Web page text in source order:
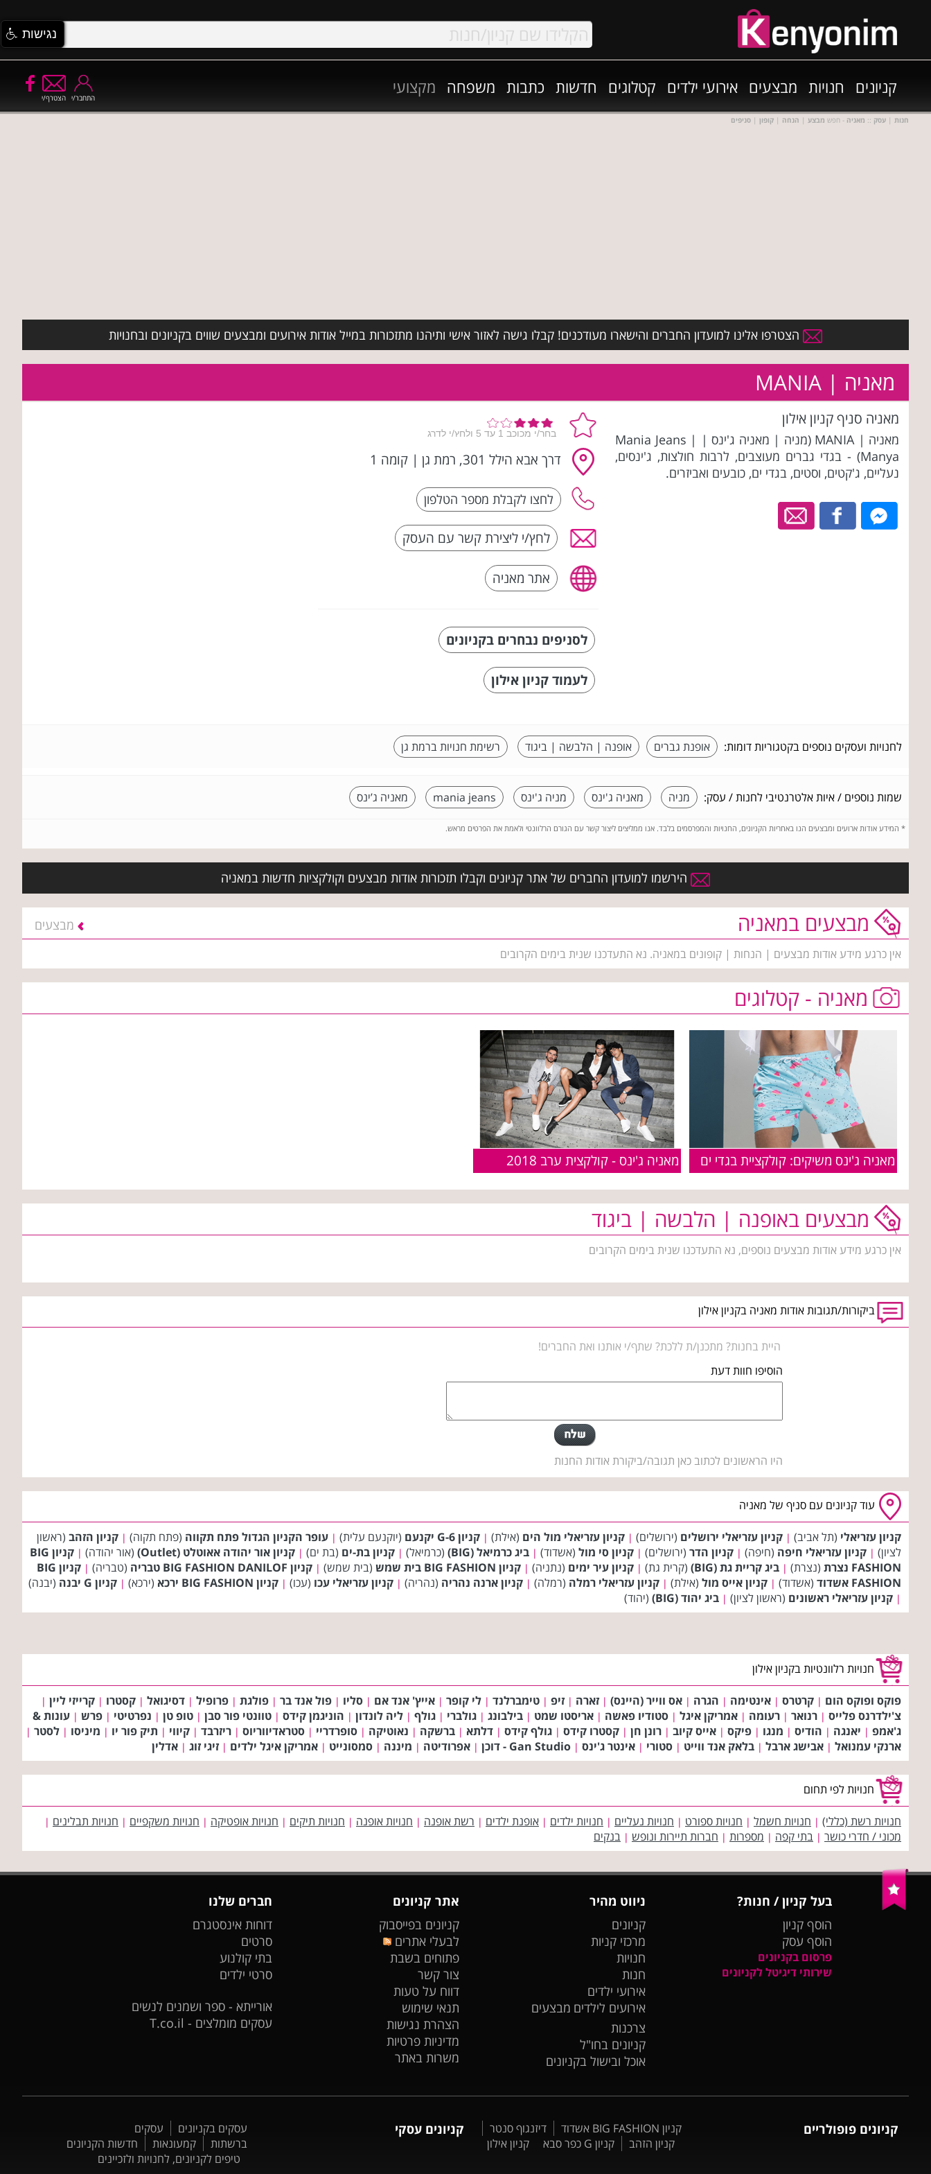
קניונים חנויות מבצעים אירועי ילדים קטלוגים חדשות כתבות משפחה מקצועי
הצטרף/י התחבר/י
חנות | עסק :: מאניה - חפש מבצע | הנחה | קופון | סניפים
הצטרפו אלינו למועדון החברים והישארו מעודכנים! קבלו גישה לאזור אישי ותיהנו מתזכורות במייל אודות אירועים ומבצעים שווים בקניונים ובחנויות
מאניה | MANIA
מאניה סניף קניון אילון
מאניה | MANIA (מניה | מאניה ג'ינס | Mania Jeans |
Manya) - בגדי גברים מעוצבים, לרבות חולצות, ג'ינסים,
נעליים, ג'קטים, וסטים, בגדי ים, כובעים ואביזרים.
דרך אבא הילל 301, רמת גן | קומה 1
לחץ/י ליצירת קשר עם העסק
אתר מאניה
לסניפים נבחרים בקניונים
לעמוד קניון אילון
לחנויות ועסקים נוספים בקטגוריות דומות: אופנת גברים אופנה | הלבשה | ביגוד רשימת חנויות ברמת גן
שמות נוספים / איות אלטרנטיבי לחנות / עסק: מניה מאניה ג'ינס מניה ג'ינס mania jeans מאניה ג’ינס
* המידע אודות ארועים ומבצעים הנו באחריות הקניונים, החנויות והמפרסמים בלבד. אנו ממליצים ליצור קשר עם הגורם הרלוונטי ולאמת את הפרטים מראש.
הירשמו למועדון החברים של אתר קניונים וקבלו תזכורות אודות מבצעים וקולקציות חדשות במאניה
מבצעים במאניה מבצעים
אין כרגע מידע אודות מבצעים | הנחות | קופונים במאניה. נא התעדכנו שנית בימים הקרובים
מאניה - קטלוגים
מאניה ג'ינס משיקים: קולקציית בגדי ים מאניה ג'ינס - קולקצית ערב 2018
מבצעים באופנה | הלבשה | ביגוד
אין כרגע מידע אודות מבצעים נוספים, נא התעדכנו שנית בימים הקרובים
ביקורות/תגובות אודות מאניה בקניון אילון
היית בחנות? מתכנן/ת ללכת? שתף/י אותנו ואת החברים!
הוסיפו חוות דעת
היו הראשונים לכתוב כאן תגובה/ביקורת אודות החנות
עוד קניונים עם סניף של מאניה
קניון עזריאלי (תל אביב) | קניון עזריאלי ירושלים (ירושלים) | קניון עזריאלי מול הים (אילת) | קניון G-6 יקנעם (יוקנעם עלית) | עופר הקניון הגדול פתח תקווה (פתח תקוה) | קניון הזהב (ראשון
לציון) | קניון עזריאלי חיפה (חיפה) | קניון הדר (ירושלים) | קניון סי מול (אשדוד) | ביג כרמיאל (BIG) (כרמיאל) | קניון בת-ים (בת ים) | קניון אור יהודה אאוטלט (Outlet) (אור יהודה) |
קניון BIG
FASHION נצרת
(נצרת) | ביג קריית גת (BIG) (קרית גת) | קניון עיר ימים (נתניה) | קניון BIG FASHION בית שמש (בית שמש) | קניון BIG FASHION DANILOF טבריה (טבריה) |
קניון BIG
FASHION אשדוד
(אשדוד) | קניון אייס מול (אילת) | קניון עזריאלי רמלה (רמלה) | קניון ארנה נהריה (נהריה) | קניון עזריאלי עכו (עכו) | קניון BIG FASHION ירכא (ירכא) | קניון G יבנה (יבנה)
| קניון עזריאלי ראשונים (ראשון לציון) | ביג יהוד (BIG) (יהוד)
חנויות רלוונטיות בקניון אילון
פוקס ופוקס הום | קרטרס | אינטימה | הגרה | אס ווייר (היינס) | זארה | זיפ | טימברלנד | לי קופר | אייץ' אנד אם | סליו | פול אנד בר | פולגת | פרופיל | דסיגואל | קסטרו | קרייזי ליין |
צ'ילדרנס פלייס | רנואר | רעומה | אמריקן איגל | סטודיו פאשה | אריסטו שמט | בילבונג | גולברי | גולף | ליה לונדון | הוניגמן קידס | טוונטי פור סבן | טופ טן | נפרטיטי | פרש | עונות &
ג'אמפ | יאנגה | הודיס | מנגו | פיקס | אייס קיוב | רונן חן | קסטרו קידס | גולף קידס | דלתא | ברשקה | נאוטיקה | סופרדריי | סטראדיווריוס | ריזרבד | קיווי | תיק פור יו | מיניסו | לסטר |
ארנקי עמנואל | אבישג ארבל | בלאק אנד ווייט | סטורי | אינטר ג'ינס | Gan Studio - דוכן | אפרודיטה | מיננה | סמסונייט | אמריקן איגל ילדים | זיגי זוג | אדלין
חנויות לפי תחום
חנויות רשת (כללי) | חנויות חשמל | חנויות ספורט | חנויות נעליים | חנויות ילדים | אופנת ילדים | רשת אופנה | חנויות אופנה | חנויות תיקים | חנויות אופטיקה | חנויות משקפיים | חנויות תבלינים |
מכוני / חדרי כושר | בתי קפה | מספרות | חברות תיירות ונופש | בנקים
בעל קניון / חנות?
הוסף קניון
הוסף עסק
פרסום בקניונים
שירותי דיגיטל לקניונים
ניווט מהיר
קניונים
מרכזי קניות
חנויות
חנות
אירועי ילדים
אירועים לילדים מבצעים
צרכנות
קניונים בחו"ל
אוכל ובישול בקניונים
אתר קניונים
קניונים בפייסבוק
לבעלי אתרים
פתוחים בשבת
צור קשר
דווח על טעות
תנאי שימוש
הצהרת נגישות
מדיניות פרטיות
משרות באתר
חברים שלנו
דוחות אינסטגרם
סרטים
בתי קולנוע
סרטי ילדים
אורייתא - ספר ושמנים לנשים
עסקים מומלצים - T.co.il
קניונים פופולריים קניון BIG FASHION אשדוד
דיזנגוף סנטר
קניון הזהב
קניון G כפר סבא קניון אילון
קניונים עסקי עסקים בקניונים
עסקים
ברשתות
קמעונאות
חדשות הקניונים
טיפים לקניונים, לחנויות ולזכיינים
נגישות